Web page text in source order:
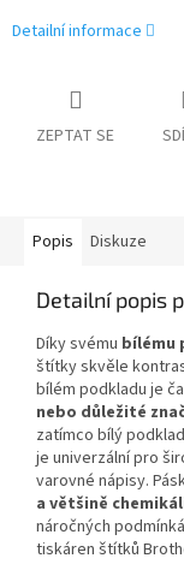
Detailní informace
ZEPTAT SE
Popis Diskuze
Detailní popis
Díky svému bílému
štítky skvěle
bílém podkladu je
nebo důležité
zatímco bílý
je univerzální pro
varovné nápisy.
a většině
náročných
tiskáren štítků